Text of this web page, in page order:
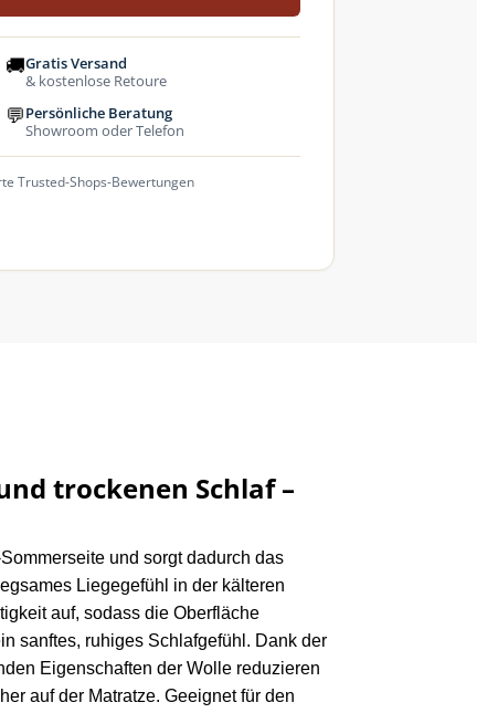
🚚Gratis Versand
& kostenlose Retoure
💬Persönliche Beratung
Showroom oder Telefon
Trusted-Shops-Bewertungen
trockenen Schlaf –
und sorgt dadurch das
Liegegefühl in der kälteren
auf, sodass die Oberfläche
sanftes, ruhiges Schlafgefühl. Dank der
Eigenschaften der Wolle reduzieren
auf der Matratze. Geeignet für den